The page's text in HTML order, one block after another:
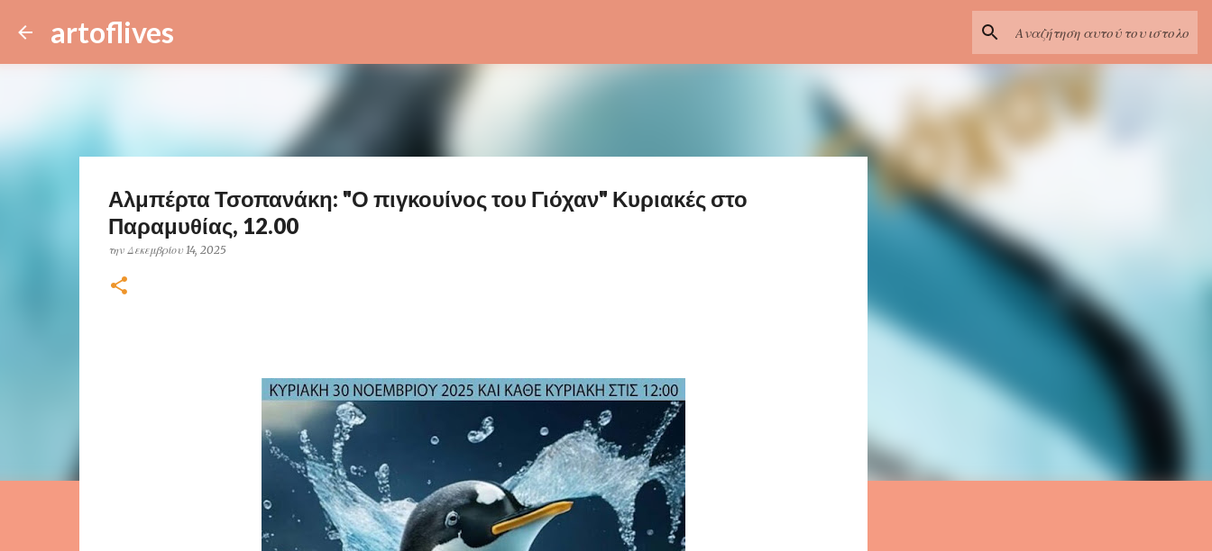
artoflives
Αλμπέρτα Τσοπανάκη: "Ο πιγκουίνος του Γιόχαν" Κυριακές στο
Παραμυθίας, 12.00
την Δεκεμβρίου 14, 2025